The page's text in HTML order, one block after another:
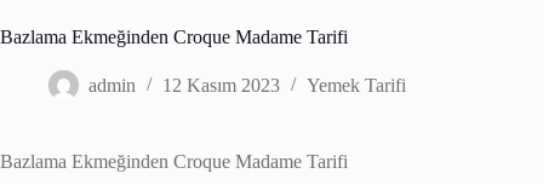
Bazlama Ekmeğinden Croque Madame Tarifi
admin 12 Kasım 2023 Yemek Tarifi
Bazlama Ekmeğinden Croque Madame Tarifi